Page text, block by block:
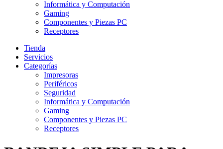
Informática y Computación
Gaming
Componentes y Piezas PC
Receptores
Tienda
Servicios
Categorías
Impresoras
Periféricos
Seguridad
Informática y Computación
Gaming
Componentes y Piezas PC
Receptores